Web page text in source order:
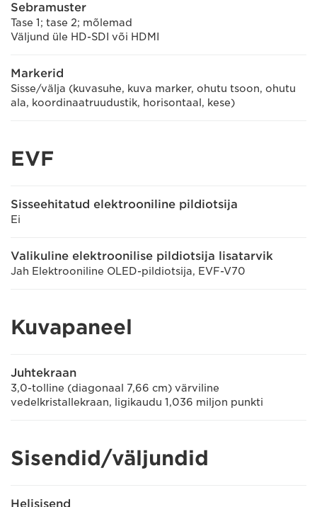
Sebramuster
Tase 1; tase 2; mõlemad
Väljund üle HD-SDI või HDMI
Markerid
Sisse/välja (kuvasuhe, kuva marker, ohutu tsoon, ohutu
ala, koordinaatruudustik, horisontaal, kese)
EVF
Sisseehitatud elektrooniline pildiotsija
Ei
Valikuline elektroonilise pildiotsija lisatarvik
Jah Elektrooniline OLED-pildiotsija, EVF-V70
Kuvapaneel
Juhtekraan
3,0-tolline (diagonaal 7,66 cm) värviline
vedelkristallekraan, ligikaudu 1,036 miljon punkti
Sisendid/väljundid
Helisisend